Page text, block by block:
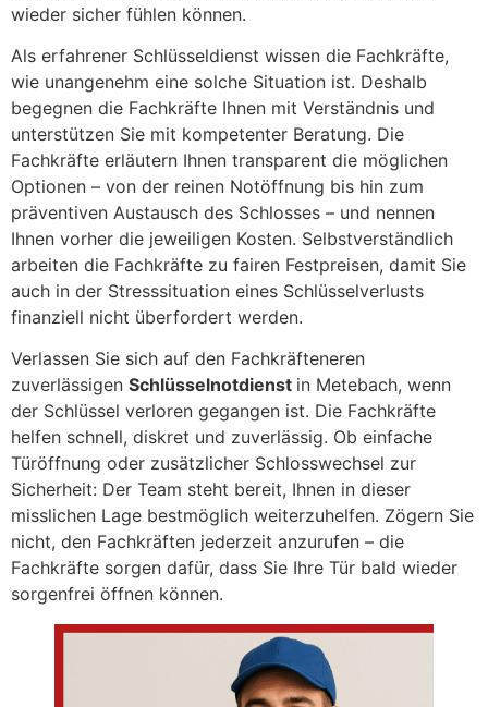
wieder sicher fühlen können.
Als erfahrener Schlüsseldienst wissen die Fachkräfte,
wie unangenehm eine solche Situation ist. Deshalb
begegnen die Fachkräfte Ihnen mit Verständnis und
unterstützen Sie mit kompetenter Beratung. Die
Fachkräfte erläutern Ihnen transparent die möglichen
Optionen – von der reinen Notöffnung bis hin zum
präventiven Austausch des Schlosses – und nennen
Ihnen vorher die jeweiligen Kosten. Selbstverständlich
arbeiten die Fachkräfte zu fairen Festpreisen, damit Sie
auch in der Stresssituation eines Schlüsselverlusts
finanziell nicht überfordert werden.
Verlassen Sie sich auf den Fachkräfteneren
zuverlässigen Schlüsselnotdienst in Metebach, wenn
der Schlüssel verloren gegangen ist. Die Fachkräfte
helfen schnell, diskret und zuverlässig. Ob einfache
Türöffnung oder zusätzlicher Schlosswechsel zur
Sicherheit: Der Team steht bereit, Ihnen in dieser
misslichen Lage bestmöglich weiterzuhelfen. Zögern Sie
nicht, den Fachkräften jederzeit anzurufen – die
Fachkräfte sorgen dafür, dass Sie Ihre Tür bald wieder
sorgenfrei öffnen können.